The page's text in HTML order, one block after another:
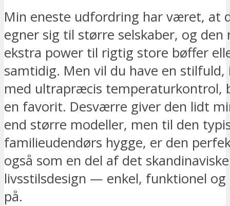
Min eneste udfordring har været, at
egner sig til større selskaber, og
ekstra power til rigtig store bøffer
samtidig. Men vil du have en
med ultrapræcis temperaturkontrol,
en favorit. Desværre giver den lidt
end større modeller, men til den
familieudendørs hygge, er den
også som en del af det skandinaviske
livsstilsdesign — enkel, funktionel og
på.